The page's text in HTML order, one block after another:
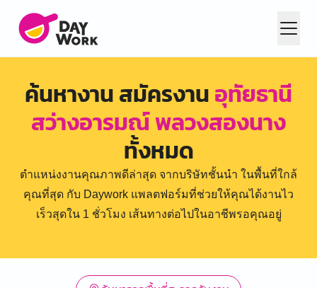
ค้นหางาน สมัครงานอุทัยธานี
สว่างอารมณ์ พลวงสองนาง
ทั้งหมด
ตำแหน่งงานคุณภาพดีล่าสุด จากบริษัทชั้นนำ ในพื้นที่ใกล้
คุณที่สุด กับ Daywork แพลตฟอร์มที่ช่วยให้คุณได้งานไว
เร็วสุดใน 1 ชั่วโมง เส้นทางต่อไปในอาชีพรอคุณอยู่